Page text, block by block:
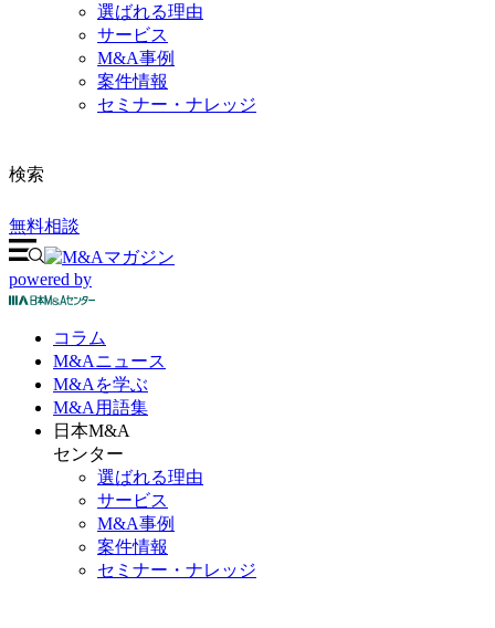
選ばれる理由
サービス
M&A事例
案件情報
セミナー・ナレッジ
検索
無料相談
powered by
コラム
M&Aニュース
M&Aを学ぶ
M&A 用語集
日本M&A
センター
選ばれる理由
サービス
M&A事例
案件情報
セミナー・ナレッジ